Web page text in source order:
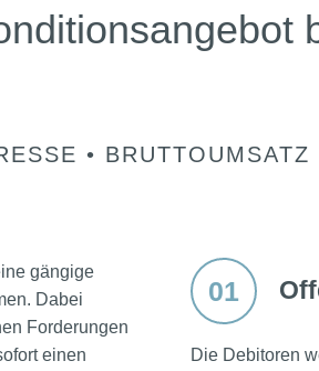
• BRUTTOUMSATZ
gängige
Dabei
Forderungen
einen
01
Die Debitoren